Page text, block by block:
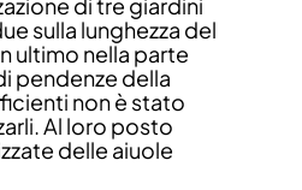
di tre giardini
sulla lunghezza del
ultimo nella parte
pendenze della
non è stato
Al loro posto
delle aiuole